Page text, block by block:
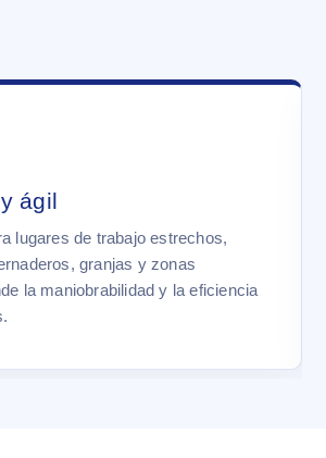
ágil
lugares de trabajo estrechos,
granjas y zonas
la maniobrabilidad y la eficiencia